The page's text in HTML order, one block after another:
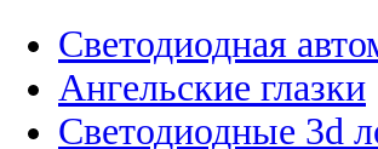
Светодиодная
Ангельские глазки
Светодиодные 3d